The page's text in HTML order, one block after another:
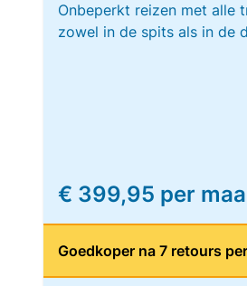
Onbeperkt reizen met alle
zowel in de spits als in de
€ 399,95 per
Goedkoper na 7 retours